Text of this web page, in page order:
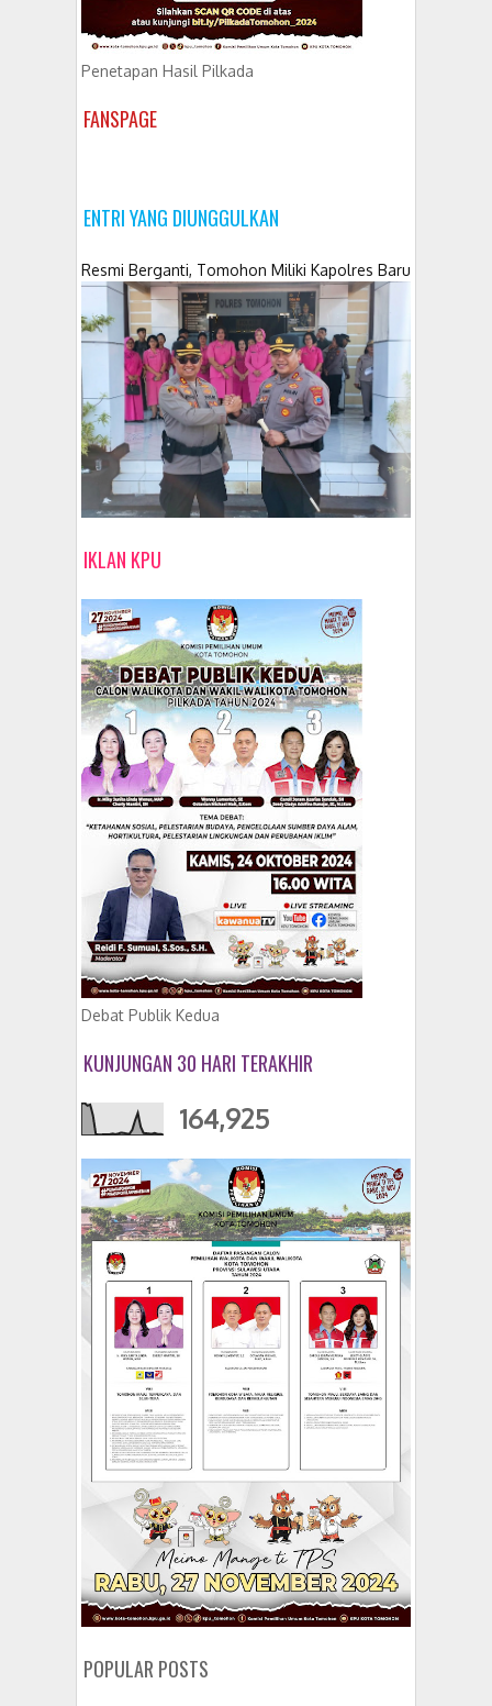
Penetapan Hasil Pilkada
FANSPAGE
ENTRI YANG DIUNGGULKAN
Resmi Berganti, Tomohon Miliki Kapolres Baru
IKLAN KPU
Debat Publik Kedua
KUNJUNGAN 30 HARI TERAKHIR
164,925
POPULAR POSTS